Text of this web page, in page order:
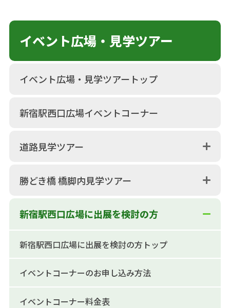
イベント広場・見学ツアー
イベント広場・見学ツアートップ
新宿駅西口広場イベントコーナー
道路見学ツアー
勝どき橋 橋脚内見学ツアー
新宿駅西口広場に出展を検討の方
新宿駅西口広場に出展を検討の方トップ
イベントコーナーのお申し込み方法
イベントコーナー料金表